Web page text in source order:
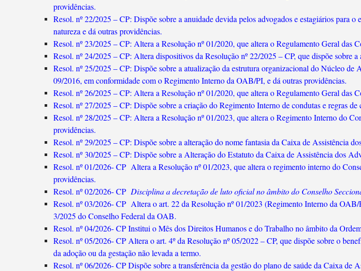
providências.
Resol. nº 22/2025 – CP: Dispõe sobre a anuidade devida pelos advogados e estagiários para
natureza e dá outras providências.
Resol. nº 23/2025 – CP: Altera a Resolução nº 01/2020, que altera o Regulamento Geral
Resol. nº 24/2025 – CP: Altera dispositivos da Resolução nº 22/2025 – CP, que dispõe sobre
Resol. nº 25/2025 – CP: Dispõe sobre a atualização da estrutura organizacional do Núcleo
09/2016, em conformidade com o Regimento Interno da OAB/PI, e dá outras providências.
Resol. nº 26/2025 – CP: Altera a Resolução nº 01/2020, que altera o Regulamento Geral
Resol. nº 27/2025 – CP: Dispõe sobre a criação do Regimento Interno de condutas e regras
Resol. nº 28/2025 – CP: Altera a Resolução nº 01/2023, que altera o Regimento Interno do
providências.
Resol. nº 29/2025 – CP: Dispõe sobre a alteração do nome fantasia da Caixa de Assistência
Resol. nº 30/2025 – CP: Dispõe sobre a Alteração do Estatuto da Caixa de Assistência dos
Resol. nº 01/2026- CP Altera a Resolução nº 01/2023, que altera o regimento interno do
providências.
Resol. nº 02/2026- CP Disciplina a decretação de luto oficial no âmbito do Conselho
Resol. nº 03/2026- CP Altera o art. 22 da Resolução nº 01/2023 (Regimento Interno da
3/2025 do Conselho Federal da OAB.
Resol. nº 04/2026- CP Institui o Mês dos Direitos Humanos e do Trabalho no âmbito da
Resol. nº 05/2026- CP Altera o art. 4º da Resolução nº 05/2022 – CP, que dispõe sobre o
da adoção ou da gestação não levada a termo.
Resol. nº 06/2026- CP Dispõe sobre a transferência da gestão do plano de saúde da Caixa